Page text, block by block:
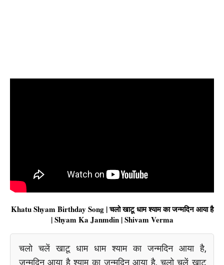
Khatu Shyam Birthday Song | चलो खाटू धाम श्याम का जन्मदिन आया है
| Shyam Ka Janmdin | Shivam Verma
चलो चलें खाटू धाम धाम श्याम का जन्मदिन आया है,